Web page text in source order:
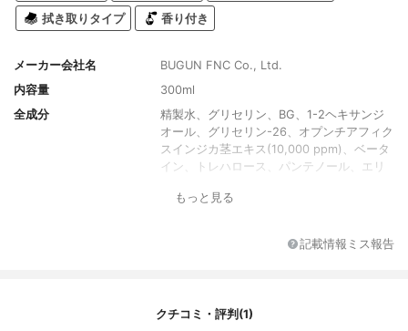
拭き取りタイプ 香り付き
メーカー会社名
BUGUN FNC Co., Ltd.
内容量
300ml
全成分
精製水、グリセリン、BG、1-2ヘキサンジ
オール、グリセリン-26、オプンチアフィク
スインジカ茎エキス(10,000 ppm)、ベータ
イン、トレハロース、パンテノール、エリ
リン酸ポリグリセリル-10、プロパンジオー
ン酸Na、ビンセトキシクムアトラツムエキ
ス、スベリヒユエキス、バオバブ果実エキ
もっと見る
記載情報ミス報告
クチコミ・評判(1)